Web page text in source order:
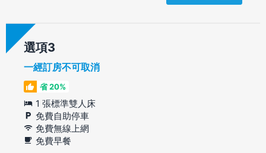
選項
一經訂房不可取消
省 20%
1 張標準雙人床
免費自助停車
免費無線上網
免費早餐